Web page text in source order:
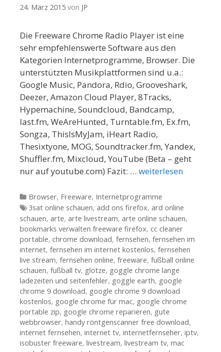
24. März 2015 von JP
Die Freeware Chrome Radio Player ist eine
sehr empfehlenswerte Software aus den
Kategorien Internetprogramme, Browser. Die
unterstützten Musikplattformen sind u.a.:
Google Music, Pandora, Rdio, Grooveshark,
Deezer, Amazon Cloud Player, 8Tracks,
Hypemachine, Soundcloud, Bandcamp,
last.fm, WeAreHunted, Turntable.fm, Ex.fm,
Songza, ThisIsMyJam, iHeart Radio,
Thesixtyone, MOG, Soundtracker.fm, Yandex,
Shuffler.fm, Mixcloud, YouTube (Beta – geht
nur auf youtube.com) Fazit: … weiterlesen
Kategorien
Browser, Freeware, Internetprogramme
Tags
3sat online schauen, add ons firefox, ard online
schauen, arte, arte livestream, arte online schauen,
bookmarks verwalten freeware firefox, cc cleaner
portable, chrome download, fernsehen, fernsehen im
internet, fernsehen im internet kostenlos, fernsehen
live stream, fernsehen online, freeware, fußball online
schauen, fußball tv, glotze, goggle chrome lange
ladezeiten und seitenfehler, goggle earth, google
chrome 9 download, google chrome 9 download
kostenlos, google chrome für mac, google chrome
portable zip, google chrome reparieren, gute
webbrowser, handy röntgenscanner free download,
internet fernsehen, internet tv, internetfernseher, iptv,
isobuster freeware, livestream, livestream tv, mac